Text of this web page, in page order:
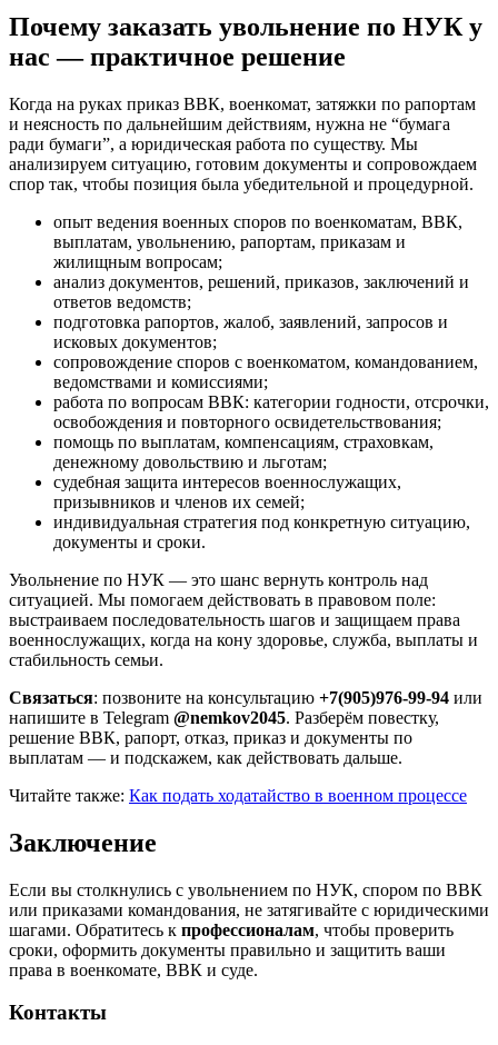
Почему заказать увольнение по НУК у
нас — практичное решение
Когда на руках приказ ВВК, военкомат, затяжки по рапортам
и неясность по дальнейшим действиям, нужна не “бумага
ради бумаги”, а юридическая работа по существу. Мы
анализируем ситуацию, готовим документы и сопровождаем
спор так, чтобы позиция была убедительной и процедурной.
опыт ведения военных споров по военкоматам, ВВК,
выплатам, увольнению, рапортам, приказам и
жилищным вопросам;
анализ документов, решений, приказов, заключений и
ответов ведомств;
подготовка рапортов, жалоб, заявлений, запросов и
исковых документов;
сопровождение споров с военкоматом, командованием,
ведомствами и комиссиями;
работа по вопросам ВВК: категории годности, отсрочки,
освобождения и повторного освидетельствования;
помощь по выплатам, компенсациям, страховкам,
денежному довольствию и льготам;
судебная защита интересов военнослужащих,
призывников и членов их семей;
индивидуальная стратегия под конкретную ситуацию,
документы и сроки.
Увольнение по НУК — это шанс вернуть контроль над
ситуацией. Мы помогаем действовать в правовом поле:
выстраиваем последовательность шагов и защищаем права
военнослужащих, когда на кону здоровье, служба, выплаты и
стабильность семьи.
Связаться: позвоните на консультацию +7(905)976-99-94 или
напишите в Telegram @nemkov2045. Разберём повестку,
решение ВВК, рапорт, отказ, приказ и документы по
выплатам — и подскажем, как действовать дальше.
Читайте также: Как подать ходатайство в военном процессе
Заключение
Если вы столкнулись с увольнением по НУК, спором по ВВК
или приказами командования, не затягивайте с юридическими
шагами. Обратитесь к профессионалам, чтобы проверить
сроки, оформить документы правильно и защитить ваши
права в военкомате, ВВК и суде.
Контакты